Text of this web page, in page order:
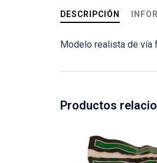
DESCRIPCIÓN
Modelo realista de vía
Productos